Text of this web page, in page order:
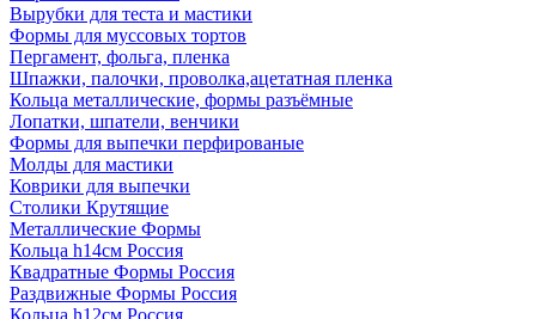
Вырубки для теста и мастики
Формы для муссовых тортов
Пергамент, фольга, пленка
Шпажки, палочки, проволка,ацетатная пленка
Кольца металлические, формы разъёмные
Лопатки, шпатели, венчики
Формы для выпечки перфированые
Молды для мастики
Коврики для выпечки
Столики Крутящие
Металлические Формы
Кольца h14см Россия
Квадратные Формы Россия
Раздвижные Формы Россия
Кольца h12см Россия